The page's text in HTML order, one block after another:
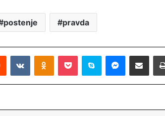
postenje pravda
Reddit VKontakte Odnoklassniki Pocket Skype Messenger Podijeli putem Emaila